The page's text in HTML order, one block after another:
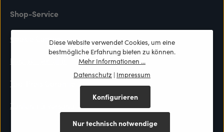
Shop-Service
Cookie Consent
Kontaktformular
Top-Preis Garantie
Zahlung & Versand
Diese Website verwendet Cookies, um eine
bestmögliche Erfahrung bieten zu können.
Mehr Informationen ...
Datenschutz | Impressum
Nur technisch notwendige
Konfigurieren